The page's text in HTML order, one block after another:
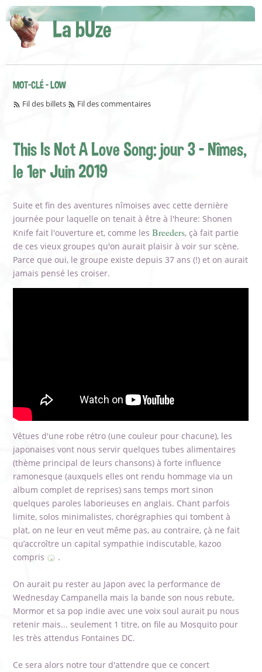
La bUze
MOT-CLÉ - LOW
Fil des billets Fil des commentaires
This Is Not A Love Song: jour 3 - Nîmes,
le 1er Juin 2019
Suite et fin des aventures nîmoises avec cette dernière
journée pour laquelle on tenait à être à l'heure: Shonen
Knife fait l'ouverture et, comme lesBreeders, çà fait partie
de ces vieux groupes qu'on aurait plaisir à voir sur scène.
Parce que oui, le groupe existe depuis 37 ans (!) et on aurait
jamais pensé les croiser.
Vêtues d'une robe rétro (une couleur pour chacune), les
japonaises vont nous servir quelques tubes alimentaires
(thème principal de leurs chansons) à forte influence
ramonesque (auxquels elles ont rendu hommage via un
album complet de reprises) sans temps mort sinon
quelques paroles laborieuses en anglais. Chant parfois
limite, solos minimalistes, chorégraphies qui tombent à
plat, on ne leur en veut même pas, au contraire, çà ne fait
qu’accroître un capital sympathie indiscutable, kazoo
compris
.
On aurait pu rester au Japon avec la performance de
Wednesday Campanella mais la bande son nous rebute,
Mormor et sa pop indie avec une voix soul aurait pu nous
retenir mais... seulement 1 titre, on file au Mosquito pour
les très attendus Fontaines DC.
Ce sera alors notre tour d'attendre que ce concert